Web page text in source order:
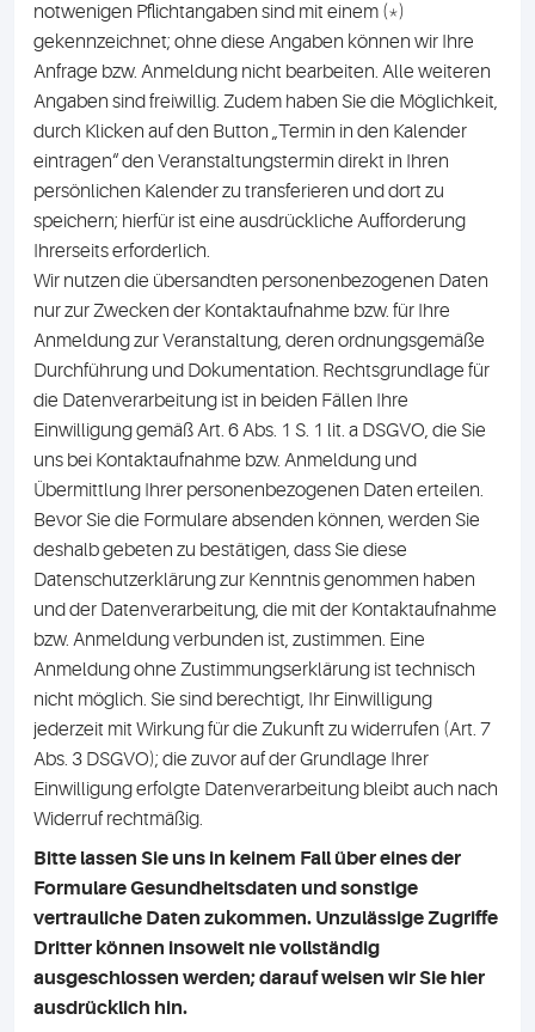
notwenigen Pflichtangaben sind mit einem (*)
gekennzeichnet; ohne diese Angaben können wir Ihre
Anfrage bzw. Anmeldung nicht bearbeiten. Alle weiteren
Angaben sind freiwillig. Zudem haben Sie die Möglichkeit,
durch Klicken auf den Button „Termin in den Kalender
eintragen“ den Veranstaltungstermin direkt in Ihren
persönlichen Kalender zu transferieren und dort zu
speichern; hierfür ist eine ausdrückliche Aufforderung
Ihrerseits erforderlich.
Wir nutzen die übersandten personenbezogenen Daten
nur zur Zwecken der Kontaktaufnahme bzw. für Ihre
Anmeldung zur Veranstaltung, deren ordnungsgemäße
Durchführung und Dokumentation. Rechtsgrundlage für
die Datenverarbeitung ist in beiden Fällen Ihre
Einwilligung gemäß Art. 6 Abs. 1 S. 1 lit. a DSGVO, die Sie
uns bei Kontaktaufnahme bzw. Anmeldung und
Übermittlung Ihrer personenbezogenen Daten erteilen.
Bevor Sie die Formulare absenden können, werden Sie
deshalb gebeten zu bestätigen, dass Sie diese
Datenschutzerklärung zur Kenntnis genommen haben
und der Datenverarbeitung, die mit der Kontaktaufnahme
bzw. Anmeldung verbunden ist, zustimmen. Eine
Anmeldung ohne Zustimmungserklärung ist technisch
nicht möglich. Sie sind berechtigt, Ihr Einwilligung
jederzeit mit Wirkung für die Zukunft zu widerrufen (Art. 7
Abs. 3 DSGVO); die zuvor auf der Grundlage Ihrer
Einwilligung erfolgte Datenverarbeitung bleibt auch nach
Widerruf rechtmäßig.
Bitte lassen Sie uns in keinem Fall über eines der
Formulare Gesundheitsdaten und sonstige
vertrauliche Daten zukommen. Unzulässige Zugriffe
Dritter können insoweit nie vollständig
ausgeschlossen werden; darauf weisen wir Sie hier
ausdrücklich hin.